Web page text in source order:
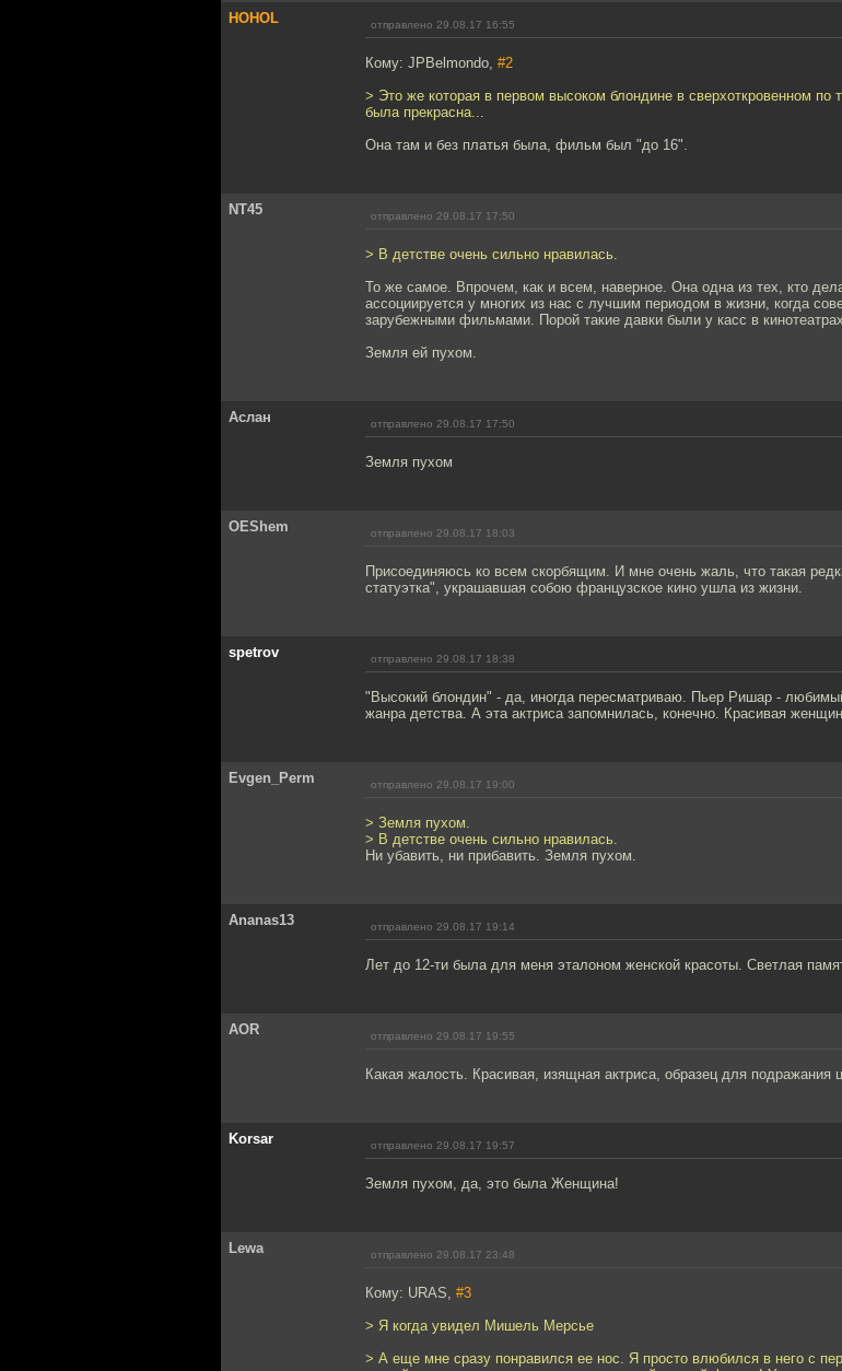
HOHOL отправлено 29.08.17 16:55
Кому: JPBelmondo, #2
> Это же которая в первом высоком блондине в сверхоткровенном
была прекрасна...
Она там и без платья была, фильм был "до 16".
NT45 отправлено 29.08.17 17:50
> В детстве очень сильно нравилась.
То же самое. Впрочем, как и всем, наверное. Она одна из тех, кто
ассоциируется у многих из нас с лучшим периодом в жизни, когда
зарубежными фильмами. Порой такие давки были у касс в
Земля ей пухом.
Аслан отправлено 29.08.17 17:50
Земля пухом
OEShem отправлено 29.08.17 18:03
Присоединяюсь ко всем скорбящим. И мне очень жаль, что такая
статуэтка", украшавшая собою французское кино ушла из жизни.
spetrov отправлено 29.08.17 18:38
"Высокий блондин" - да, иногда пересматриваю. Пьер Ришар -
жанра детства. А эта актриса запомнилась, конечно. Красивая
Evgen_Perm отправлено 29.08.17 19:00
> Земля пухом.
> В детстве очень сильно нравилась.
Ни убавить, ни прибавить. Земля пухом.
Ananas13 отправлено 29.08.17 19:14
Лет до 12-ти была для меня эталоном женской красоты. Светлая
AOR отправлено 29.08.17 19:55
Какая жалость. Красивая, изящная актриса, образец для подражания
Korsar отправлено 29.08.17 19:57
Земля пухом, да, это была Женщина!
Lewa отправлено 29.08.17 23:48
Кому: URAS, #3
> Я когда увидел Мишель Мерсье
> А еще мне сразу понравился ее нос. Я просто влюбился в него с